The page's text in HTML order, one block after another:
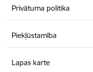
Privātuma politika
Piekļūstamība
Lapas karte